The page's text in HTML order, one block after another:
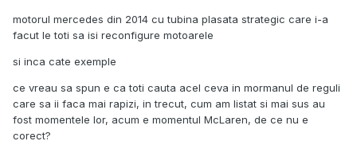
motorul mercedes din 2014 cu tubina plasata strategic care i-a
facut le toti sa isi reconfigure motoarele
si inca cate exemple
ce vreau sa spun e ca toti cauta acel ceva in mormanul de reguli
care sa ii faca mai rapizi, in trecut, cum am listat si mai sus au
fost momentele lor, acum e momentul McLaren, de ce nu e
corect?